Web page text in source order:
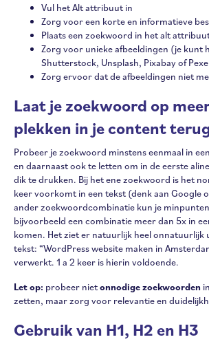
Vul het Alt attribuut in
Zorg voor een korte en informatieve
Plaats een zoekwoord in het alt
Zorg voor unieke afbeeldingen (je kunt
Shutterstock, Unsplash, Pixabay of
Zorg ervoor dat de afbeeldingen niet
Laat je zoekwoord op
plekken in je content
Probeer je zoekwoord minstens eenmaal in
en daarnaast ook te letten om in de eerste
dik te drukken. Bij het ene zoekwoord is het
keer voorkomt in een tekst (denk aan Google
ander zoekwoordcombinatie kun je
bijvoorbeeld een combinatie meer dan 5x in
komen. Het ziet er natuurlijk heel onnatuurlijk
tekst: “WordPress website maken in
verwerkt. 1 a 2 keer is hierin voldoende.
Let op: probeer nietonnodige zoekwoorden
zetten, maar zorg voor relevantie en
Gebruik van H1, H2 en H3